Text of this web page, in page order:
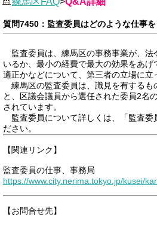
質問7450：監査委員はどのような仕事
監査委員は、練馬区の事務事業が、法
いるか、最小の経費で最大の効果をあ
適正かなどについて、第三者の立場に立
練馬区の監査委員は、識見を有するも
と、区議会議員から選任された委員2名
されています。
監査委員について詳しくは、「監査委
ださい。
【関連リンク】
監査委員の仕事、事務局
https://www.city.nerima.tokyo.jp/kusei/
【お問合せ先】